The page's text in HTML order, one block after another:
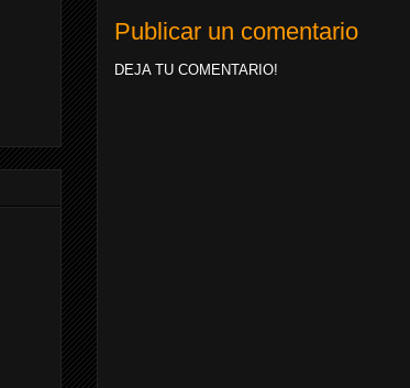
Publicar un comentario
DEJA TU COMENTARIO!